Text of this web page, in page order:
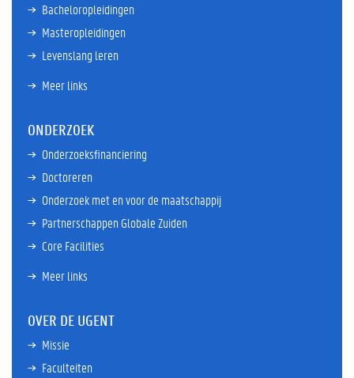
Bacheloropleidingen
Masteropleidingen
Levenslang leren
Meer links
ONDERZOEK
Onderzoeksfinanciering
Doctoreren
Onderzoek met en voor de maatschappij
Partnerschappen Globale Zuiden
Core Facilities
Meer links
OVER DE UGENT
Missie
Faculteiten